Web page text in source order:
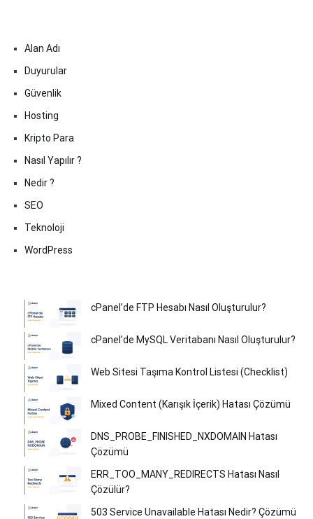
Alan Adı
Duyurular
Güvenlik
Hosting
Kripto Para
Nasıl Yapılır ?
Nedir ?
SEO
Teknoloji
WordPress
cPanel’de FTP Hesabı Nasıl Oluşturulur?
cPanel’de MySQL Veritabanı Nasıl Oluşturulur?
Web Sitesi Taşıma Kontrol Listesi (Checklist)
Mixed Content (Karışık İçerik) Hatası Çözümü
DNS_PROBE_FINISHED_NXDOMAIN Hatası
Çözümü
ERR_TOO_MANY_REDIRECTS Hatası Nasıl
Çözülür?
503 Service Unavailable Hatası Nedir? Çözümü